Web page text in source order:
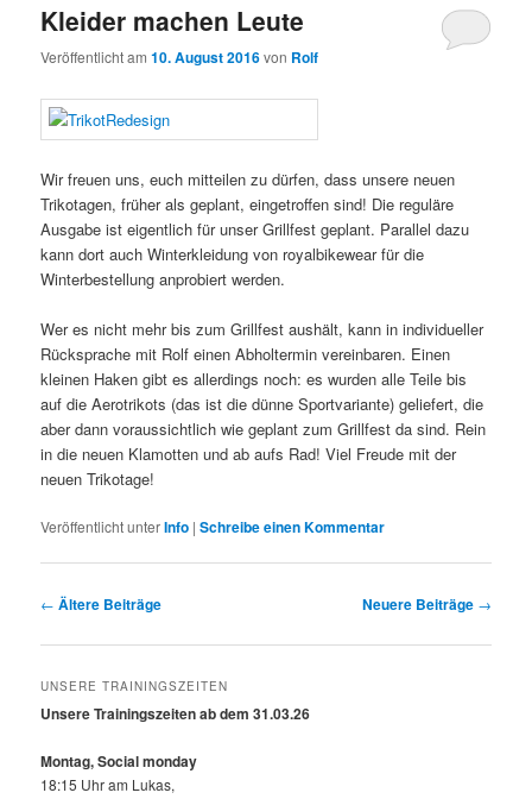
Kleider machen Leute
Veröffentlicht am10. August 2016von Rolf
Wir freuen uns, euch mitteilen zu dürfen, dass unsere neuen
Trikotagen, früher als geplant, eingetroffen sind! Die reguläre
Ausgabe ist eigentlich für unser Grillfest geplant. Parallel dazu
kann dort auch Winterkleidung von royalbikewear für die
Winterbestellung anprobiert werden.
Wer es nicht mehr bis zum Grillfest aushält, kann in individueller
Rücksprache mit Rolf einen Abholtermin vereinbaren. Einen
kleinen Haken gibt es allerdings noch: es wurden alle Teile bis
auf die Aerotrikots (das ist die dünne Sportvariante) geliefert, die
aber dann voraussichtlich wie geplant zum Grillfest da sind. Rein
in die neuen Klamotten und ab aufs Rad! Viel Freude mit der
neuen Trikotage!
Veröffentlicht unterInfo |Schreibe einen Kommentar
Beitragsnavigation
← Ältere Beiträge Neuere Beiträge →
UNSERE TRAININGSZEITEN
Unsere Trainingszeiten ab dem 31.03.26
Montag, Social monday
18:15 Uhr am Lukas,